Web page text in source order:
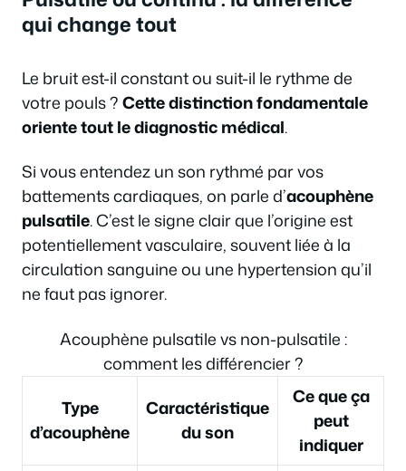
qui change tout
Le bruit est-il constant ou suit-il le rythme de
votre pouls ?Cette distinction fondamentale
oriente tout le diagnostic médical.
Si vous entendez un son rythmé par vos
battements cardiaques, on parle d’acouphène
pulsatile. C’est le signe clair que l’origine est
potentiellement vasculaire, souvent liée à la
circulation sanguine ou une hypertension qu’il
ne faut pas ignorer.
Acouphène pulsatile vs non-pulsatile :
comment les différencier ?
Type
d’acouphène
Caractéristique
du son
Ce que ça
peut
indiquer